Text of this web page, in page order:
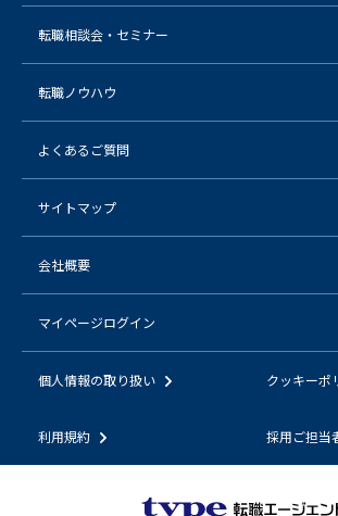
転職相談会・セミナー
転職ノウハウ
よくあるご質問
サイトマップ
会社概要
マイページログイン
個人情報の取り扱い クッキーポ
利用規約 採用ご担当